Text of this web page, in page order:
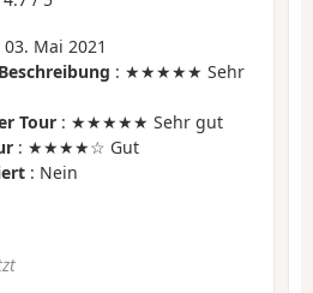
03. Mai 2021
: ★★★★★ Sehr
Tour : ★★★★★ Sehr gut
: ★★★★☆ Gut
: Nein